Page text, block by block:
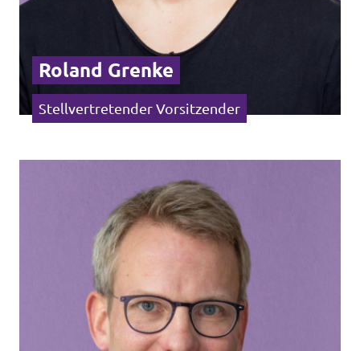
Roland Grenke
Stellvertretender Vorsitzender